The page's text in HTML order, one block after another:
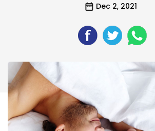
Dec 2, 2021